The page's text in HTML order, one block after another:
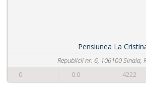
Pensiunea La Cristina
Republicii nr. 6, 106100 Sinaia, România
0.0
4222 Detalii